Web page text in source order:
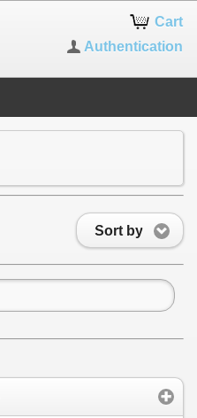
Cart
Authentication
Sort by